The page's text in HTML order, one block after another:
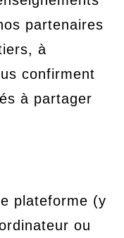
partenaires
à
confirment
à partager
plateforme (y
ou